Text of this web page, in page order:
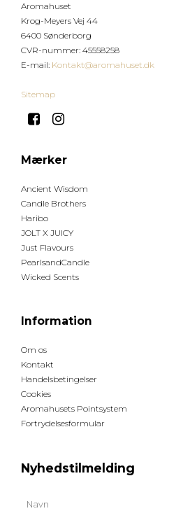
Aromahuset
Krog-Meyers Vej 44
6400 Sønderborg
CVR-nummer: 45558258
E-mail: Kontakt@aromahuset.dk
Sitemap
Mærker
Ancient Wisdom
Candle Brothers
Haribo
JOLT X JUICY
Just Flavours
PearlsandCandle
Wicked Scents
Information
Om os
Kontakt
Handelsbetingelser
Cookies
Aromahusets Pointsystem
Fortrydelsesformular
Nyhedstilmelding